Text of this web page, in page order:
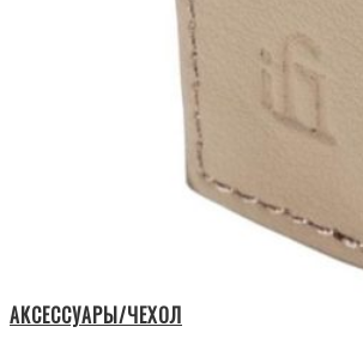
АКСЕССУАРЫ/ЧЕХОЛ